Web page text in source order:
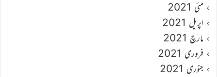
مئی 2021
اپریل 2021
مارچ 2021
فروری 2021
جنوری 2021